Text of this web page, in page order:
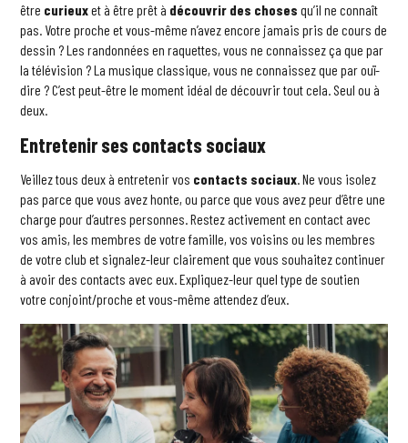
être curieuxet à être prêt à découvrir des choses qu’il ne connaît
pas. Votre proche et vous-même n’avez encore jamais pris de cours de
dessin ? Les randonnées en raquettes, vous ne connaissez ça que par
la télévision ? La musique classique, vous ne connaissez que par ouï-
dire ? C’est peut-être le moment idéal de découvrir tout cela. Seul ou à
deux.
Entretenir ses contacts sociaux
Veillez tous deux à entretenir vos contacts sociaux. Ne vous isolez
pas parce que vous avez honte, ou parce que vous avez peur d’être une
charge pour d’autres personnes. Restez activement en contact avec
vos amis, les membres de votre famille, vos voisins ou les membres
de votre club et signalez-leur clairement que vous souhaitez continuer
à avoir des contacts avec eux. Expliquez-leur quel type de soutien
votre conjoint/proche et vous-même attendez d’eux.